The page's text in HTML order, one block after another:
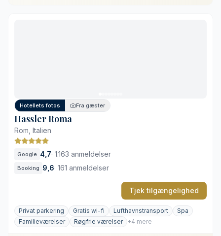
Hotellets fotos Fra gæster
Hassler Roma
Rom, Italien
Google 4,7· 1.163 anmeldelser
Booking 9,6· 161 anmeldelser
Tjek tilgængelighed
Privat parkering Gratis wi-fi Lufthavnstransport
Spa
Familieværelser
Røgfrie værelser +4 mere